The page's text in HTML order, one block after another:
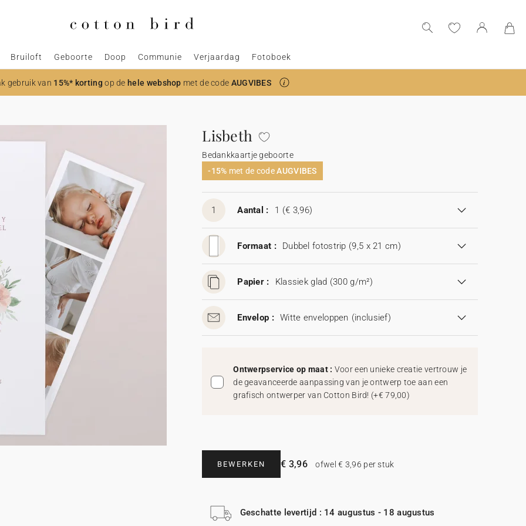
Bruiloft Geboorte Doop Communie Verjaardag Fotoboek
gebruik van 15%* kortingop dehele webshop met de code AUGVIBES
Lisbeth
Bedankkaartje geboorte
-15% met de codeAUGVIBES
1 Aantal : 1 (€ 3,96)
Formaat : Dubbel fotostrip (9,5 x 21 cm)
Papier : Klassiek glad (300 g/m²)
Envelop : Witte enveloppen (inclusief)
Ontwerpservice op maat : Voor een unieke creatie vertrouw je
de geavanceerde aanpassing van je ontwerp toe aan een
grafisch ontwerper van Cotton Bird! (+€ 79,00)
BEWERKEN € 3,96 ofwel € 3,96 per stuk
Geschatte levertijd : 14 augustus - 18 augustus